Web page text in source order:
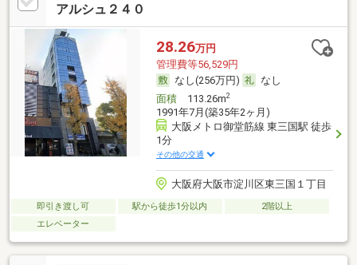
アルシュ２４０
28.26万円
管理費等56,529円
なし(256万円)
なし
面積113.26m2
1991年7月(築35年2ヶ月)
大阪メトロ御堂筋線 東三国駅 徒歩
1分
その他の交通
大阪府大阪市淀川区東三国１丁目
即引き渡し可 駅から徒歩1分以内
2階以上
エレベーター